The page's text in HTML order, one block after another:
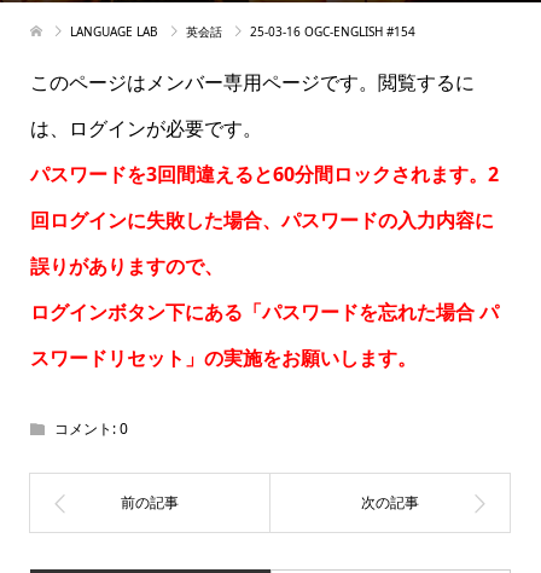
LANGUAGE LAB 英会話 25-03-16 OGC-ENGLISH #154
このページはメンバー専用ページです。閲覧するに
は、ログインが必要です。
パスワードを3回間違えると60分間ロックされます。2
回ログインに失敗した場合、パスワードの入力内容に
誤りがありますので、
ログインボタン下にある「パスワードを忘れた場合パ
スワードリセット 」の実施をお願いします。
コメント:0